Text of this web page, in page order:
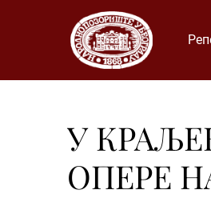
У
ОПЕРЕ